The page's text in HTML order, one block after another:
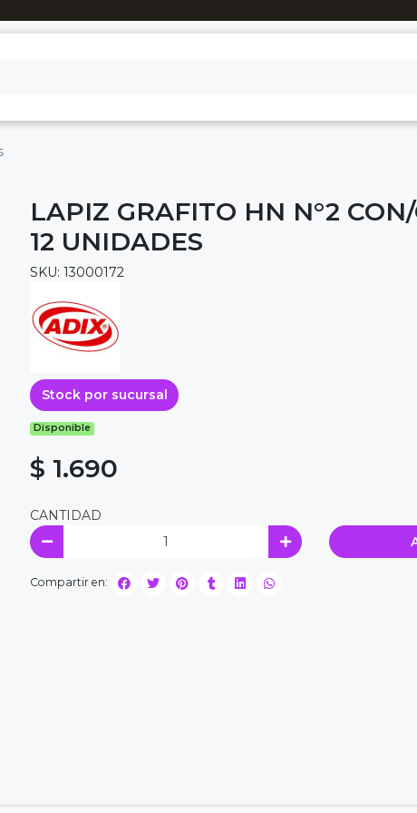
LAPIZ GRAFITO HN N°2
12 UNIDADES
SKU: 13000172
Stock por sucursal
Disponible
$ 1.690
CANTIDAD
Compartir en: